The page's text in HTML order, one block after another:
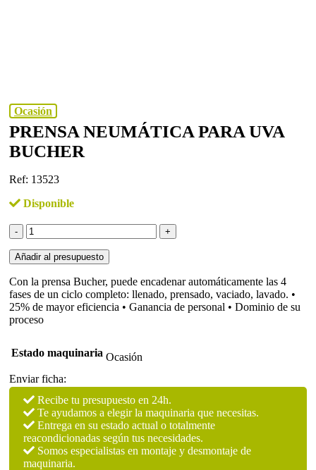
Ocasión
PRENSA NEUMÁTICA PARA UVA
BUCHER
Ref: 13523
Disponible
Prensa
neumática
para
uva
BUCHER
cantidad
Añadir al presupuesto
Con la prensa Bucher, puede encadenar automáticamente las 4
fases de un ciclo completo: llenado, prensado, vaciado, lavado. •
25% de mayor eficiencia • Ganancia de personal • Dominio de su
proceso
Estado maquinaria Ocasión
Enviar ficha:
Recibe tu presupuesto en 24h.
Te ayudamos a elegir la maquinaria que necesitas.
Entrega en su estado actual o totalmente
reacondicionadas según tus necesidades.
Somos especialistas en montaje y desmontaje de
maquinaria.